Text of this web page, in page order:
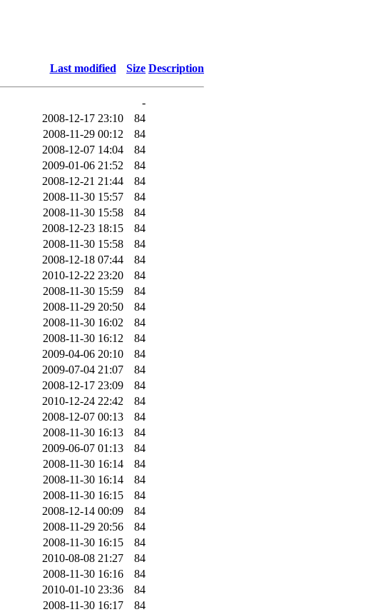
Last modified Size Description
-
2008-12-17 23:10
84
2008-11-29 00:12
84
2008-12-07 14:04
84
2009-01-06 21:52
84
2008-12-21 21:44
84
2008-11-30 15:57
84
2008-11-30 15:58
84
2008-12-23 18:15
84
2008-11-30 15:58
84
2008-12-18 07:44
84
2010-12-22 23:20
84
2008-11-30 15:59
84
2008-11-29 20:50
84
2008-11-30 16:02
84
2008-11-30 16:12
84
2009-04-06 20:10
84
2009-07-04 21:07
84
2008-12-17 23:09
84
2010-12-24 22:42
84
2008-12-07 00:13
84
2008-11-30 16:13
84
2009-06-07 01:13
84
2008-11-30 16:14
84
2008-11-30 16:14
84
2008-11-30 16:15
84
2008-12-14 00:09
84
2008-11-29 20:56
84
2008-11-30 16:15
84
2010-08-08 21:27
84
2008-11-30 16:16
84
2010-01-10 23:36
84
2008-11-30 16:17
84